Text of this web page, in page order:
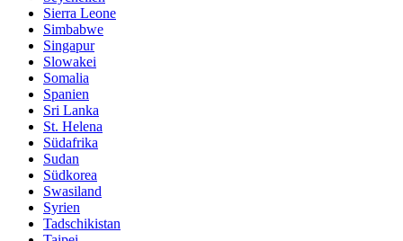
Sierra Leone
Simbabwe
Singapur
Slowakei
Somalia
Spanien
Sri Lanka
St. Helena
Südafrika
Sudan
Südkorea
Swasiland
Syrien
Tadschikistan